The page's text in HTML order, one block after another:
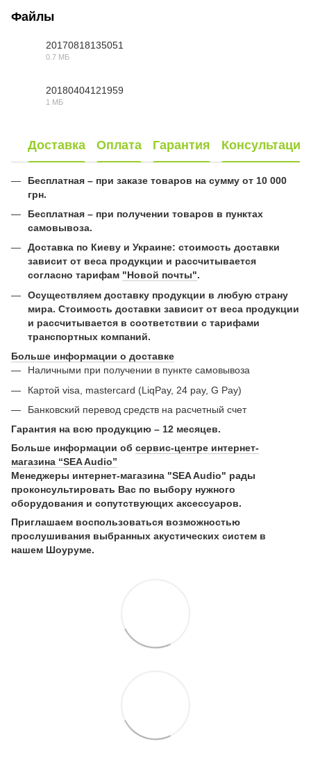
Файлы
20170818135051
0.7 МБ
20180404121959
1 МБ
Доставка Оплата Гарантия Консультация
Бесплатная – при заказе товаров на сумму от 10 000
грн.
Бесплатная – при получении товаров в пунктах
самовывоза.
Доставка по Киеву и Украине: стоимость доставки
зависит от веса продукции и рассчитывается
согласно тарифам "Новой почты".
Осуществляем доставку продукции в любую страну
мира. Стоимость доставки зависит от веса продукции
и рассчитывается в соответствии с тарифами
транспортных компаний.
Больше информации о доставке
Наличными при получении в пункте самовывоза
Картой visa, mastercard (LiqPay, 24 pay, G Pay)
Банковский перевод средств на расчетный счет
Гарантия на всю продукцию – 12 месяцев.
Больше информации об сервис-центре интернет-
магазина “SEA Audio”
Менеджеры интернет-магазина "SEA Audio" рады
проконсультировать Вас по выбору нужного
оборудования и сопутствующих аксессуаров.
Приглашаем воспользоваться возможностью
прослушивания выбранных акустических систем в
нашем Шоуруме.